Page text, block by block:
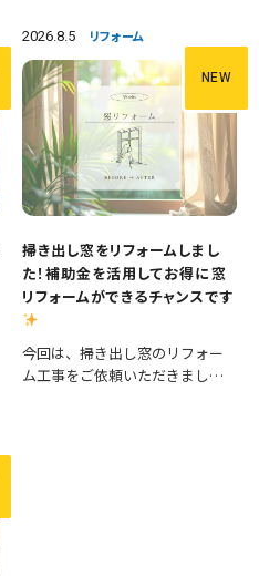
2026.8.5 リフォーム
NEW
掃き出し窓をリフォームしまし
た！補助金を活用してお得に窓
リフォームができるチャンスです
今回は、掃き出し窓のリフォー
ム工事をご依頼いただきまし